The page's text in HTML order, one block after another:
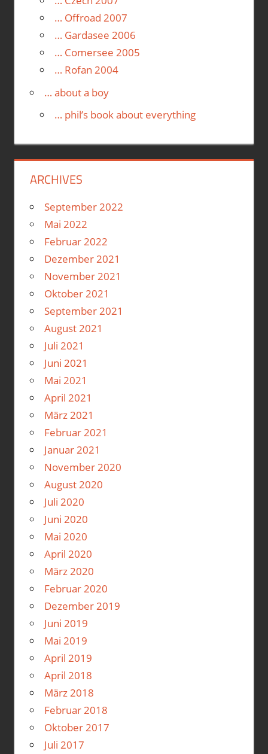
… Offroad 2007
… Gardasee 2006
… Comersee 2005
… Rofan 2004
… about a boy
… phil’s book about everything
ARCHIVES
September 2022
Mai 2022
Februar 2022
Dezember 2021
November 2021
Oktober 2021
September 2021
August 2021
Juli 2021
Juni 2021
Mai 2021
April 2021
März 2021
Februar 2021
Januar 2021
November 2020
August 2020
Juli 2020
Juni 2020
Mai 2020
April 2020
März 2020
Februar 2020
Dezember 2019
Juni 2019
Mai 2019
April 2019
April 2018
März 2018
Februar 2018
Oktober 2017
Juli 2017